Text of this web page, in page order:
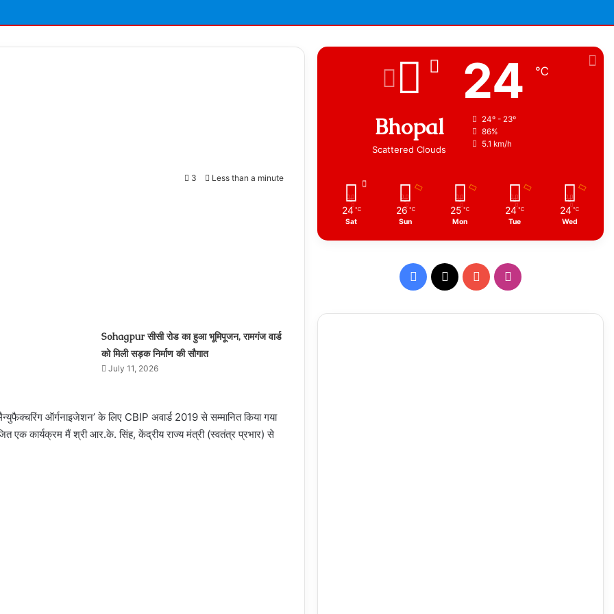
3 Less than a minute
Sohagpur सीसी रोड का हुआ भूमिपूजन, रामगंज वार्ड
को मिली सड़क निर्माण की सौगात
July 11, 2026
ऑर्गनाइजेशन’ के लिए CBIP अवार्ड 2019 से सम्मानित किया गया
एक कार्यक्रम मैं श्री आर.के. सिंह, केंद्रीय राज्य मंत्री (स्वतंत्र प्रभार) से
Bhopal
Scattered Clouds
24 ℃
24º - 23º
86%
5.1 km/h
24 ℃
Sat
26 ℃
Sun
25 ℃
Mon
24 ℃
Tue
24 ℃
Wed
Facebook
X YouTubeInstagram